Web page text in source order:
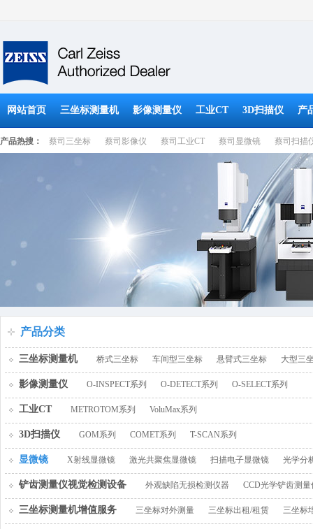
网站首页 三坐标测量机 影像测量仪 工业CT 3D扫描仪 产
产品热搜： 蔡司三坐标 蔡司影像仪 蔡司工业CT 蔡司显微镜 蔡司扫描
百叶窗图片
产品分类
三坐标测量机 桥式三坐标 车间型三坐标 悬臂式三坐标 大型三
影像测量仪 O-INSPECT系列 O-DETECT系列 O-SELECT系列
工业CT METROTOM系列 VoluMax系列
3D扫描仪 GOM系列 COMET系列 T-SCAN系列
显微镜 X射线显微镜 激光共聚焦显微镜 扫描电子显微镜 光学分
铲齿测量仪视觉检测设备 外观缺陷无损检测仪器 CCD光学铲齿测量
三坐标测量机增值服务 三坐标对外测量 三坐标出租/租赁 三坐标